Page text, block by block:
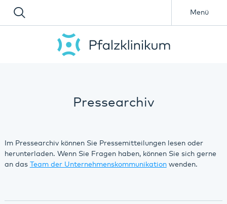
Menü
Pressearchiv
Im Pressearchiv können Sie Pressemitteilungen lesen oder
herunterladen. Wenn Sie Fragen haben, können Sie sich gerne
an das Team der Unternehmenskommunikationwenden.